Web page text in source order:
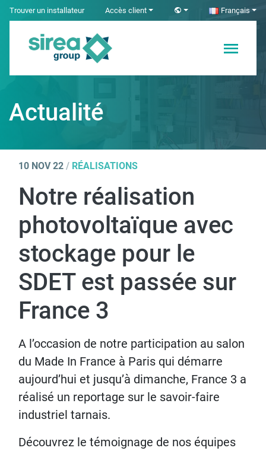
SkipTrouver un installateur Accès client Français
Solutions en
Électricité et
Actualité
10 NOV 22 / RÉALISATIONS
Notre réalisation
photovoltaïque avec
stockage pour le
SDET est passée sur
France 3
A l’occasion de notre participation au salon
du Made In France à Paris qui démarre
aujourd’hui et jusqu’à dimanche, France 3 a
réalisé un reportage sur le savoir-faire
industriel tarnais.
Découvrez le témoignage de nos équipes